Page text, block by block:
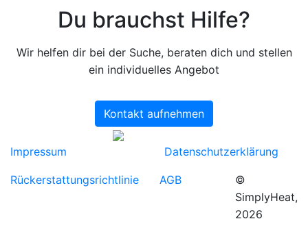
Du brauchst Hilfe?
Wir helfen dir bei der Suche, beraten dich und stellen
ein individuelles Angebot
Kontakt aufnehmen
Impressum Datenschutzerklärung
Rückerstattungsrichtlinie AGB
©
SimplyHeat,
2026